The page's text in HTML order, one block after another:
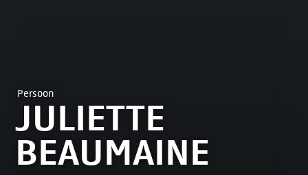
Persoon
JULIETTE
BEAUMAINE